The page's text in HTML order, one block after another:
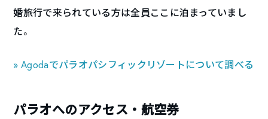
婚旅行で来られている方は全員ここに泊まっていまし
た。
» Agodaでパラオパシフィックリゾートについて調べる
パラオへのアクセス・航空券